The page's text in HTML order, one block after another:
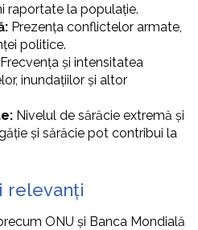
raportate la populație.
Prezența conflictelor armate,
politice.
Frecvența și intensitatea
inundațiilor și altor
Nivelul de sărăcie extremă și
și sărăcie pot contribui la
relevanți
ONU și Banca Mondială